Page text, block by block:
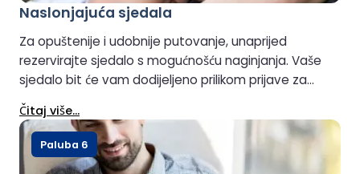
Naslonjajuća sjedala
Za opuštenije i udobnije putovanje, unaprijed
rezervirajte sjedalo s mogućnošću naginjanja. Vaše
sjedalo bit će vam dodijeljeno prilikom prijave za
putovanje.
Čitaj više...
Paluba 6